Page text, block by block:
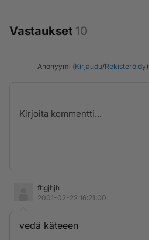
Vastaukset 10
Anonyymi (Kirjaudu/Rekisteröidy)
fhgjhjh
2001-02-22 16:21:00
vedä käteeen